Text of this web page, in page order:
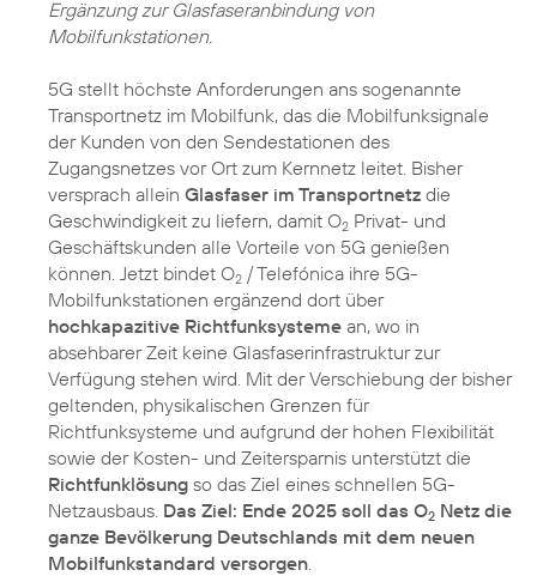
Ergänzung zur Glasfaseranbindung von
Mobilfunkstationen.
5G stellt höchste Anforderungen ans sogenannte
Transportnetz im Mobilfunk, das die Mobilfunksignale
der Kunden von den Sendestationen des
Zugangsnetzes vor Ort zum Kernnetz leitet. Bisher
versprach allein Glasfaser im Transportnetz die
Geschwindigkeit zu liefern, damit O2 Privat- und
Geschäftskunden alle Vorteile von 5G genießen
können. Jetzt bindet O2 / Telefónica ihre 5G-
Mobilfunkstationen ergänzend dort über
hochkapazitive Richtfunksysteme an, wo in
absehbarer Zeit keine Glasfaserinfrastruktur zur
Verfügung stehen wird. Mit der Verschiebung der bisher
geltenden, physikalischen Grenzen für
Richtfunksysteme und aufgrund der hohen Flexibilität
sowie der Kosten- und Zeitersparnis unterstützt die
Richtfunklösung so das Ziel eines schnellen 5G-
Netzausbaus. Das Ziel: Ende 2025 soll das O2 Netz die
ganze Bevölkerung Deutschlands mit dem neuen
Mobilfunkstandard versorgen